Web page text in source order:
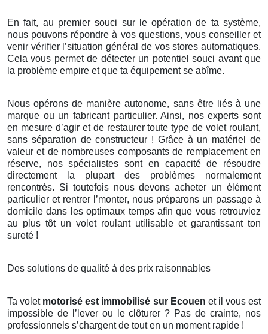
En fait, au premier souci sur le opération de ta système,
nous pouvons répondre à vos questions, vous conseiller et
venir vérifier l’situation général de vos stores automatiques.
Cela vous permet de détecter un potentiel souci avant que
la problème empire et que ta équipement se abîme.
Nous opérons de manière autonome, sans être liés à une
marque ou un fabricant particulier. Ainsi, nos experts sont
en mesure d’agir et de restaurer toute type de volet roulant,
sans séparation de constructeur ! Grâce à un matériel de
valeur et de nombreuses composants de remplacement en
réserve, nos spécialistes sont en capacité de résoudre
directement la plupart des problèmes normalement
rencontrés. Si toutefois nous devons acheter un élément
particulier et rentrer l’monter, nous préparons un passage à
domicile dans les optimaux temps afin que vous retrouviez
au plus tôt un volet roulant utilisable et garantissant ton
sureté !
Des solutions de qualité à des prix raisonnables
Ta volet motorisé est immobilisé sur Ecouen et il vous est
impossible de l’lever ou le clôturer ? Pas de crainte, nos
professionnels s’chargent de tout en un moment rapide !